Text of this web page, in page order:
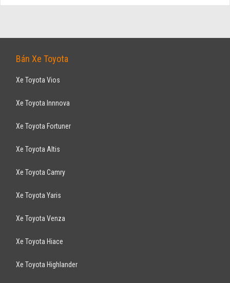
Bán Xe Toyota
Xe Toyota Vios
Xe Toyota Innnova
Xe Toyota Fortuner
Xe Toyota Altis
Xe Toyota Camry
Xe Toyota Yaris
Xe Toyota Venza
Xe Toyota Hiace
Xe Toyota Highlander